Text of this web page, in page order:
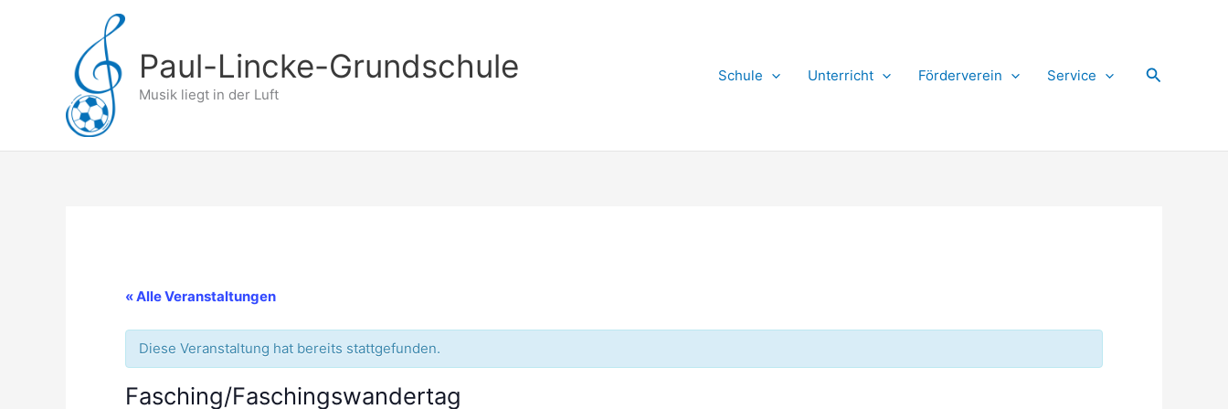
Paul-Lincke-Grundschule
Musik liegt in der Luft
Schule Unterricht Förderverein Service Suchen
« Alle Veranstaltungen
Diese Veranstaltung hat bereits stattgefunden.
Fasching/Faschingswandertag